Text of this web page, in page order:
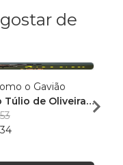
de
o Gavião
Túlio de Oliveira
R$